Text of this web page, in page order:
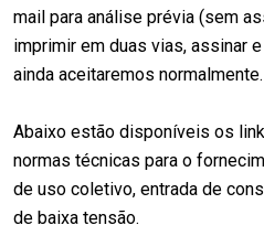
mail para análise prévia (sem
imprimir em duas vias, assinar
ainda aceitaremos normalmente.
Abaixo estão disponíveis os
normas técnicas para o
de uso coletivo, entrada de
de baixa tensão.